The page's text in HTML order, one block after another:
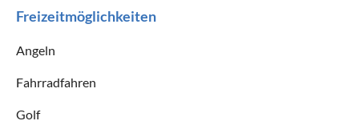
Freizeitmöglichkeiten
Angeln
Fahrradfahren
Golf